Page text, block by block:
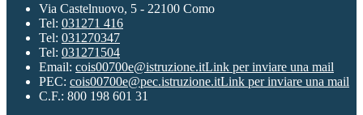
Via Castelnuovo, 5 - 22100 Como
Tel: 031271 416
Tel: 031270347
Tel: 031271504
Email: cois00700e@istruzione.itLink per inviare una mail
PEC: cois00700e@pec.istruzione.itLink per inviare una mail
C.F.: 800 198 601 31